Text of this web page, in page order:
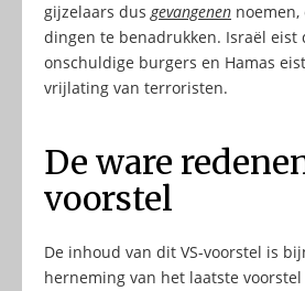
gijzelaars dusgevangenen noemen,
dingen te benadrukken. Israël eist
onschuldige burgers en Hamas
vrijlating van terroristen.
De ware
voorstel
De inhoud van dit VS-voorstel is
herneming van het laatste